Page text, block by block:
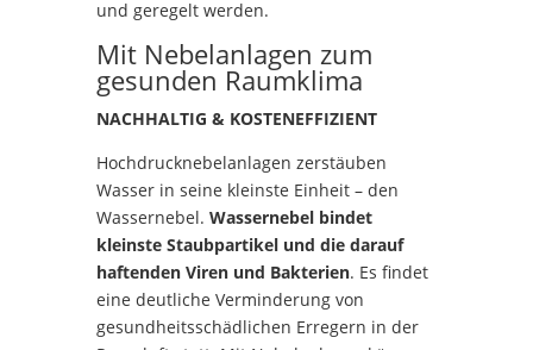
und geregelt werden.
Mit Nebelanlagen zum
gesunden Raumklima
NACHHALTIG & KOSTENEFFIZIENT
Hochdrucknebelanlagen zerstäuben
Wasser in seine kleinste Einheit – den
Wassernebel. Wassernebel bindet
kleinste Staubpartikel und die darauf
haftenden Viren und Bakterien. Es findet
eine deutliche Verminderung von
gesundheitsschädlichen Erregern in der